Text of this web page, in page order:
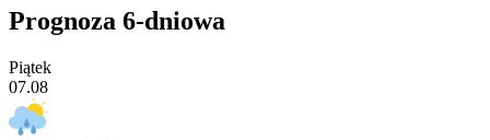
Prognoza 6-dniowa
Piątek
07.08